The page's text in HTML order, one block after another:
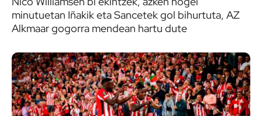
minutuetan Iñakik eta Sancetek gol bihurtuta, AZ
Alkmaar gogorra mendean hartu dute